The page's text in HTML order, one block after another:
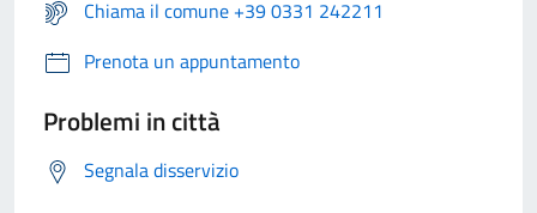
Chiama il comune +39 0331 242211
Prenota un appuntamento
Problemi in città
Segnala disservizio